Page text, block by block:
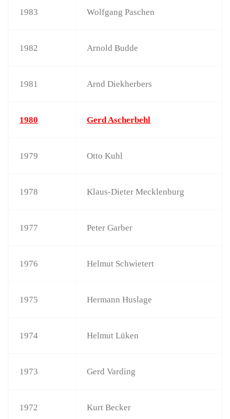
1983 Wolfgang Paschen
1982 Arnold Budde
1981 Arnd Diekherbers
1980 Gerd Ascherbehl
1979 Otto Kuhl
1978 Klaus-Dieter Mecklenburg
1977 Peter Garber
1976 Helmut Schwietert
1975 Hermann Huslage
1974 Helmut Lüken
1973 Gerd Varding
1972 Kurt Becker